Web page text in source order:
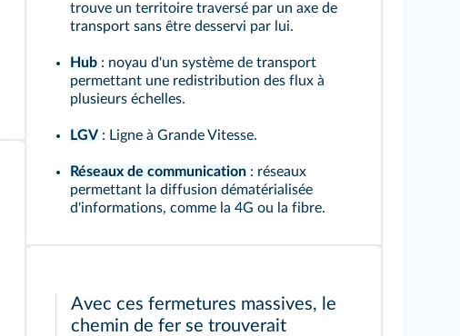
trouve un territoire traversé par un axe de
transport sans être desservi par lui.
Hub : noyau d'un système de transport
permettant une redistribution des flux à
plusieurs échelles.
LGV : Ligne à Grande Vitesse.
Réseaux de communication : réseaux
permettant la diffusion dématérialisée
d'informations, comme la 4G ou la fibre.
Avec ces fermetures massives, le
chemin de fer se trouverait